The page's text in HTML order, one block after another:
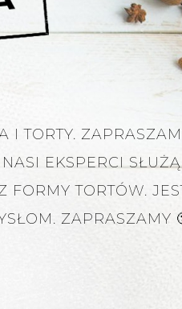
TORTY.
EKSPERCI
TORTÓW.
ZAPRASZAMY